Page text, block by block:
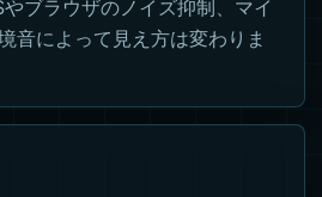
ブラウザのノイズ抑制、マイ
音によって見え方は変わりま